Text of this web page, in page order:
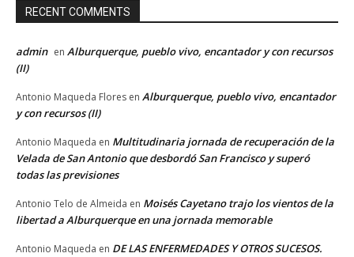
RECENT COMMENTS
admin en Alburquerque, pueblo vivo, encantador y con recursos
(II)
Antonio Maqueda Flores en Alburquerque, pueblo vivo, encantador
y con recursos (II)
Antonio Maqueda en Multitudinaria jornada de recuperación de la
Velada de San Antonio que desbordó San Francisco y superó
todas las previsiones
Antonio Telo de Almeida en Moisés Cayetano trajo los vientos de la
libertad a Alburquerque en una jornada memorable
Antonio Maqueda en DE LAS ENFERMEDADES Y OTROS SUCESOS.